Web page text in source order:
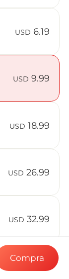
su
USD 6.19
USD 9.99
USD 18.99
USD 26.99
USD 32.99
Compra